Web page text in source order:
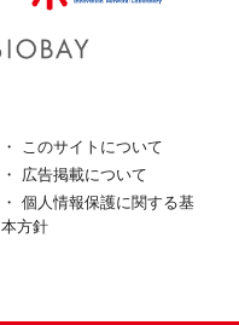
このサイトについて
広告掲載について
個人情報保護に関する基
本方針